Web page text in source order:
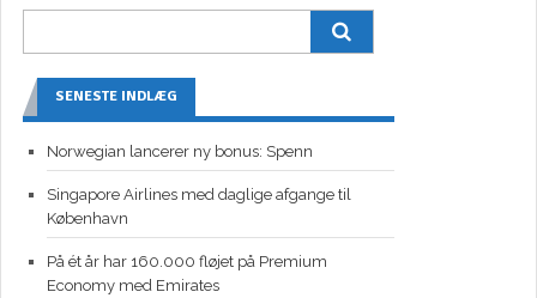
SENESTE INDLÆG
Norwegian lancerer ny bonus: Spenn
Singapore Airlines med daglige afgange til
København
På ét år har 160.000 fløjet på Premium
Economy med Emirates